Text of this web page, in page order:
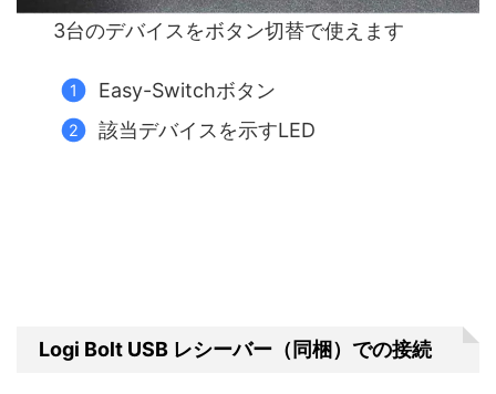
3台のデバイスをボタン切替で使えます
Easy-Switchボタン
該当デバイスを示すLED
Logi Bolt USB レシーバー（同梱）での接続